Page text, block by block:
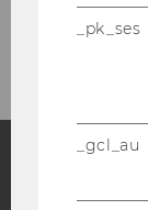
_pk_ses
_gcl_au